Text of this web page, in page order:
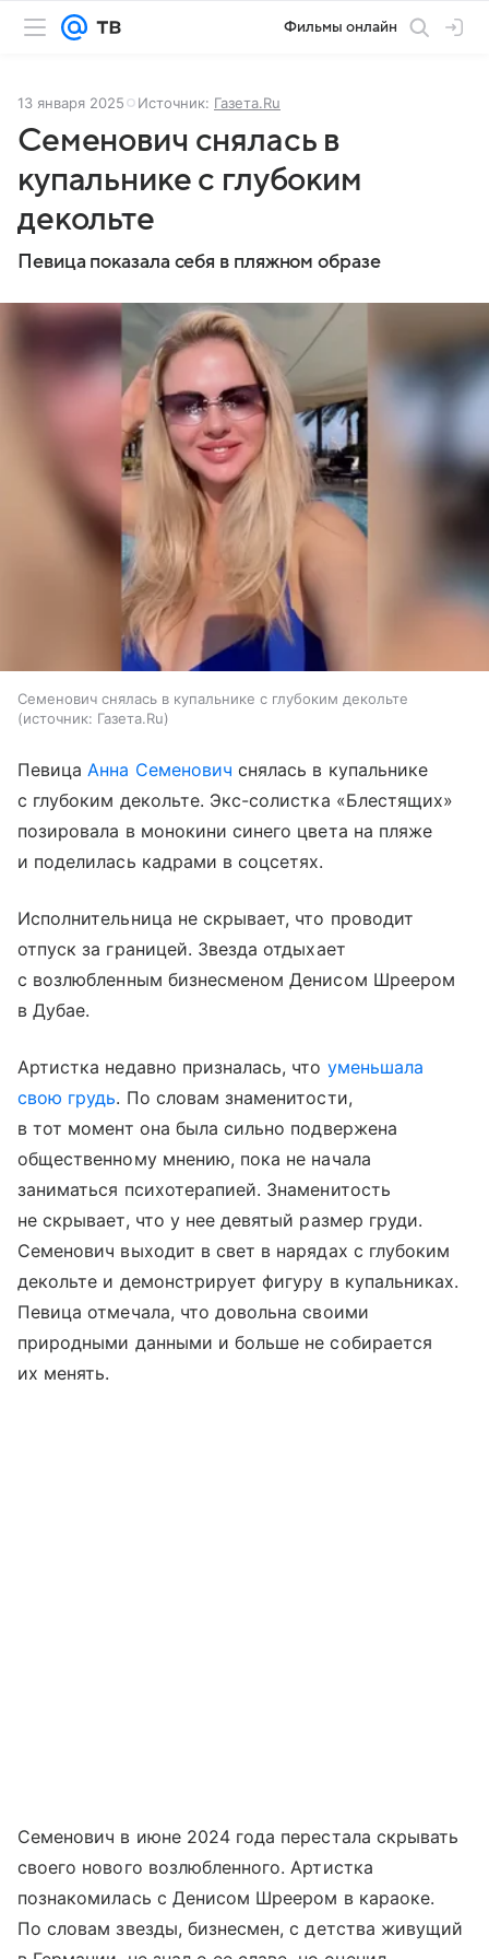
Фильмы онлайн
13 января 2025 Источник: Газета.Ru
Семенович снялась в
купальнике с глубоким
декольте
Певица показала себя в пляжном образе
Семенович снялась в купальнике с глубоким декольте
источник: Газета.Ru
Певица Анна Семенович снялась в купальнике
с глубоким декольте. Экс-солистка «Блестящих»
позировала в монокини синего цвета на пляже
и поделилась кадрами в соцсетях.
Исполнительница не скрывает, что проводит
отпуск за границей. Звезда отдыхает
с возлюбленным бизнесменом Денисом Шреером
в Дубае.
Артистка недавно призналась, что уменьшала
свою грудь. По словам знаменитости,
в тот момент она была сильно подвержена
общественному мнению, пока не начала
заниматься психотерапией. Знаменитость
не скрывает, что у нее девятый размер груди.
Семенович выходит в свет в нарядах с глубоким
декольте и демонстрирует фигуру в купальниках.
Певица отмечала, что довольна своими
природными данными и больше не собирается
их менять.
Семенович в июне 2024 года перестала скрывать
своего нового возлюбленного. Артистка
познакомилась с Денисом Шреером в караоке.
По словам звезды, бизнесмен, с детства живущий